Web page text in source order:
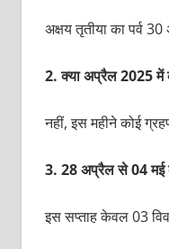
अक्षय तृतीया का पर्व
2.क्या अप्रैल 2025 में
नहीं, इस महीने कोई
3. 28 अप्रैल से 04 मई
इस सप्ताह केवल 03